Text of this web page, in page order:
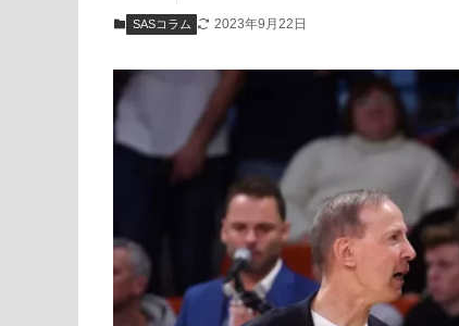
SASコラム 2023年9月22日